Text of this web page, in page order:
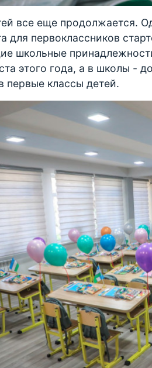
все еще продолжается.
для первоклассников
школьные
этого года, а в школы -
первые классы детей.